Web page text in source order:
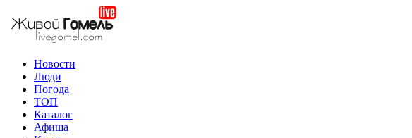
Новости
Люди
Погода
ТОП
Каталог
Афиша